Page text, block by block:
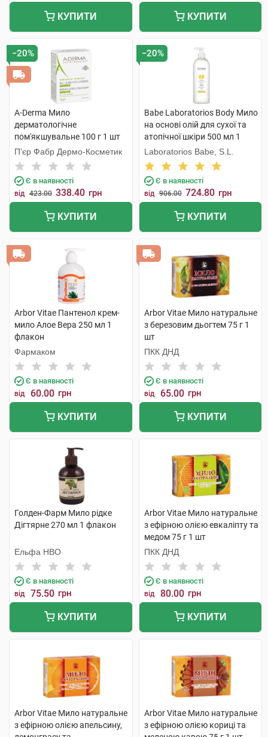
КУПИТИ КУПИТИ
−20%
A-Derma Мило
дерматологічне
пом'якшувальне 100 г 1 шт
П'єр Фабр Дермо-Косметик
Є в наявності
від 423.00 338.40 грн
КУПИТИ
−20%
Babe Laboratorios Body Мило
на основі олій для сухої та
атопічної шкіри 500 мл 1
флакон
Laboratorios Babe, S.L.
Є в наявності
від 906.00 724.80 грн
КУПИТИ
Arbor Vitae Пантенол крем-
мило Алое Вера 250 мл 1
флакон
Фармаком
Є в наявності
від 60.00 грн
КУПИТИ
Arbor Vitae Мило натуральне
з березовим дьогтем 75 г 1
шт
ПКК ДНД
Є в наявності
від 65.00 грн
КУПИТИ
Голден-Фарм Мило рідке
Дігтярне 270 мл 1 флакон
Ельфа НВО
Є в наявності
від 75.50 грн
КУПИТИ
Arbor Vitae Мило натуральне
з ефірною олією евкаліпту та
медом 75 г 1 шт
ПКК ДНД
Є в наявності
від 80.00 грн
КУПИТИ
Arbor Vitae Мило натуральне
з ефірною олією апельсину,
Arbor Vitae Мило натуральне
з ефірною олією кориці та